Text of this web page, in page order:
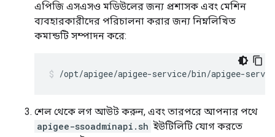
এপিজি এসএসও মডিউলের জন্য প্রশাসক এবং মেশিন
ব্যবহারকারীদের পরিচালনা করার জন্য নিম্নলিখিত
কমান্ডটি সম্পাদন করে:
/opt/apigee/apigee-service/bin/apigee-
শেল থেকে লগ আউট করুন, এবং তারপরে আপনার পথে
apigee-ssoadminapi.sh ইউটিলিটি যোগ করতে